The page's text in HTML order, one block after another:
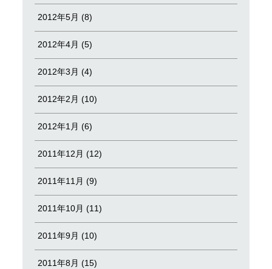
2012年5月 (8)
2012年4月 (5)
2012年3月 (4)
2012年2月 (10)
2012年1月 (6)
2011年12月 (12)
2011年11月 (9)
2011年10月 (11)
2011年9月 (10)
2011年8月 (15)